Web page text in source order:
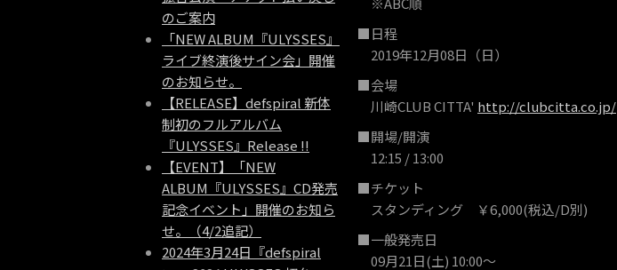
のご案内
「NEW ALBUM『ULYSSES』
ライブ終演後サイン会」開催
のお知らせ。
【RELEASE】defspiral 新体
制初のフルアルバム
『ULYSSES』Release !!
【EVENT】「NEW
ALBUM『ULYSSES』CD発売
記念イベント」開催のお知ら
せ。（4/2追記）
2024年3月24日『defspiral
■日程
2019年12月08日（日）
■会場
川崎CLUB CITTA' http://clubcitta.co.jp/
■開場/開演
12:15 / 13:00
■チケット
スタンディング ￥6,000(税込/D別)
■一般発売日
09月21日(土) 10:00～